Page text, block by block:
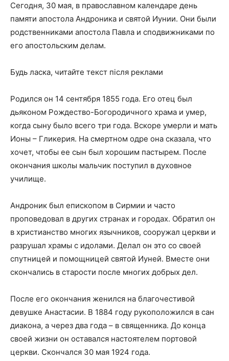
Сегодня, 30 мая, в православном календаре день
памяти апостола Андроника и святой Иунии. Они были
родственниками апостола Павла и сподвижниками по
его апостольским делам.
Будь ласка, читайте текст після реклами
Родился он 14 сентября 1855 года. Его отец был
дьяконом Рождество-Богородичного храма и умер,
когда сыну было всего три года. Вскоре умерли и мать
Ионы – Гликерия. На смертном одре она сказала, что
хочет, чтобы ее сын был хорошим пастырем. После
окончания школы мальчик поступил в духовное
училище.
Андроник был епископом в Сирмии и часто
проповедовал в других странах и городах. Обратил он
в христианство многих язычников, сооружал церкви и
разрушал храмы с идолами. Делал он это со своей
спутницей и помощницей святой Иуней. Вместе они
скончались в старости после многих добрых дел.
После его окончания женился на благочестивой
девушке Анастасии. В 1884 году рукоположился в сан
диакона, а через два года – в священника. До конца
своей жизни он оставался настоятелем портовой
церкви. Скончался 30 мая 1924 года.